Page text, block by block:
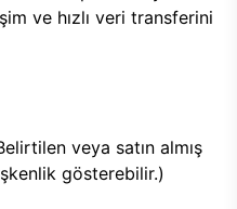
ve hızlı veri transferini
veya satın almış
gösterebilir.)